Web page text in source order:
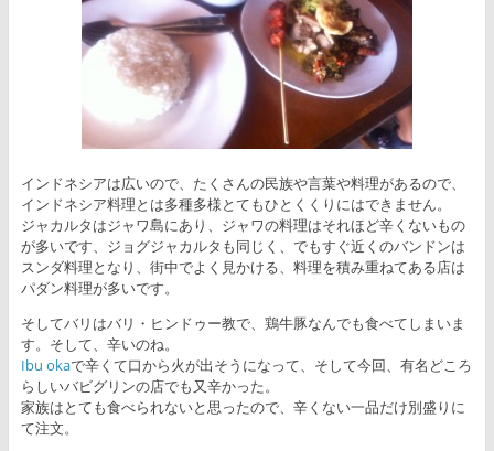
インドネシアは広いので、たくさんの民族や言葉や料理があるので、
インドネシア料理とは多種多様とてもひとくくりにはできません。
ジャカルタはジャワ島にあり、ジャワの料理はそれほど辛くないもの
が多いです、ジョグジャカルタも同じく、でもすぐ近くのバンドンは
スンダ料理となり、街中でよく見かける、料理を積み重ねてある店は
パダン料理が多いです。
そしてバリはバリ・ヒンドゥー教で、鶏牛豚なんでも食べてしまいま
す。そして、辛いのね。
Ibu okaで辛くて口から火が出そうになって、そして今回、有名どころ
らしいバビグリンの店でも又辛かった。
家族はとても食べられないと思ったので、辛くない一品だけ別盛りに
て注文。